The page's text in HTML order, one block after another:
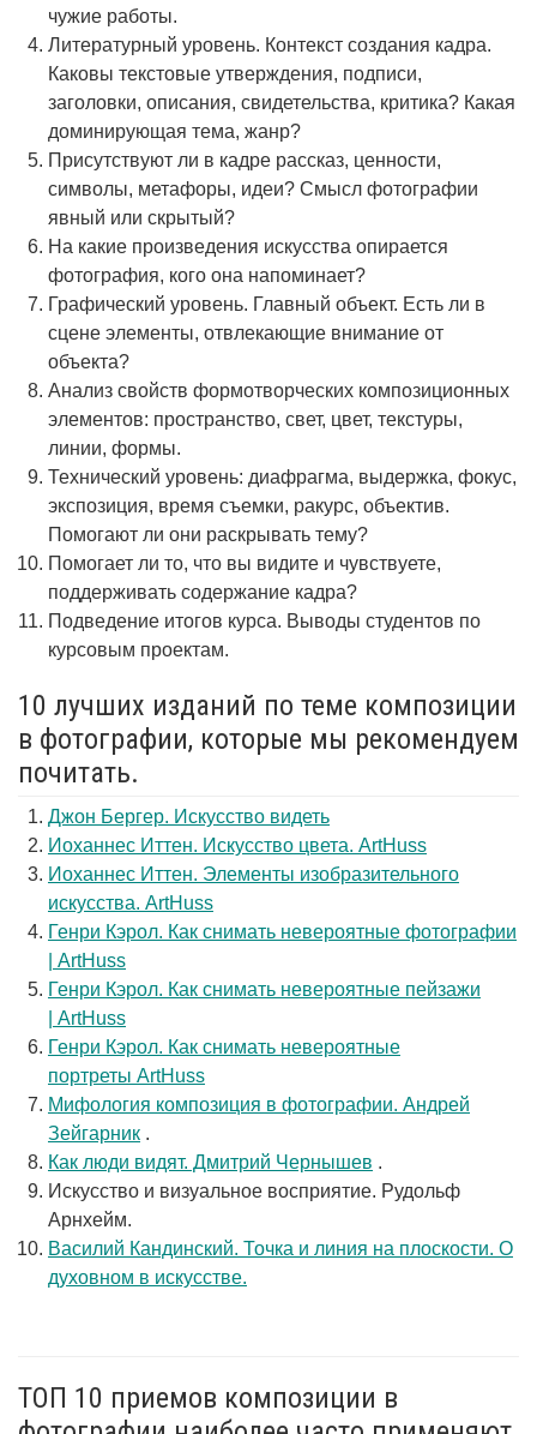
чужие работы.
Литературный уровень. Контекст создания кадра.
Каковы текстовые утверждения, подписи,
заголовки, описания, свидетельства, критика? Какая
доминирующая тема, жанр?
Присутствуют ли в кадре рассказ, ценности,
символы, метафоры, идеи? Смысл фотографии
явный или скрытый?
На какие произведения искусства опирается
фотография, кого она напоминает?
Графический уровень. Главный объект. Есть ли в
сцене элементы, отвлекающие внимание от
объекта?
Анализ свойств формотворческих композиционных
элементов: пространство, свет, цвет, текстуры,
линии, формы.
Технический уровень: диафрагма, выдержка, фокус,
экспозиция, время съемки, ракурс, объектив.
Помогают ли они раскрывать тему?
Помогает ли то, что вы видите и чувствуете,
поддерживать содержание кадра?
Подведение итогов курса. Выводы студентов по
курсовым проектам.
10 лучших изданий по теме композиции
в фотографии, которые мы рекомендуем
почитать.
Джон Бергер. Искусство видеть
Иоханнес Иттен. Искусство цвета. ArtHuss
Иоханнес Иттен. Элементы изобразительного
искусства. ArtHuss
Генри Кэрол. Как снимать невероятные фотографии
| ArtHuss
Генри Кэрол. Как снимать невероятные пейзажи
| ArtHuss
Генри Кэрол. Как снимать невероятные
портреты ArtHuss
Мифология композиция в фотографии. Андрей
Зейгарник .
Как люди видят. Дмитрий Чернышев .
Искусство и визуальное восприятие. Рудольф
Арнхейм.
Василий Кандинский. Точка и линия на плоскости. О
духовном в искусстве.
ТОП 10 приемов композиции в